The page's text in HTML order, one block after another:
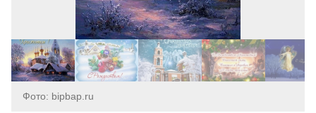
Фото: bipbap.ru